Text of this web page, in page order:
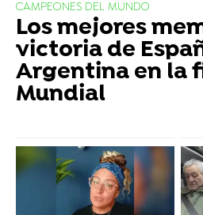
CAMPEONES DEL MUNDO
Los mejores
victoria de
Argentina en la
Mundial